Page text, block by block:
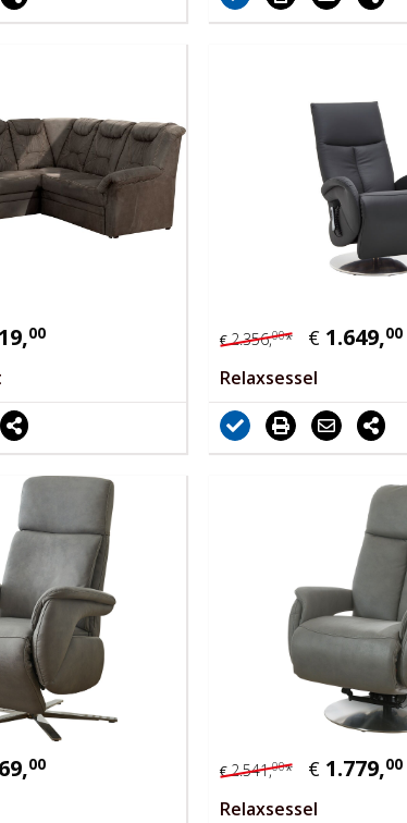
00 €2.356,00* € 1.649,00
Relaxsessel
00 €2.541,00* € 1.779,00
Relaxsessel